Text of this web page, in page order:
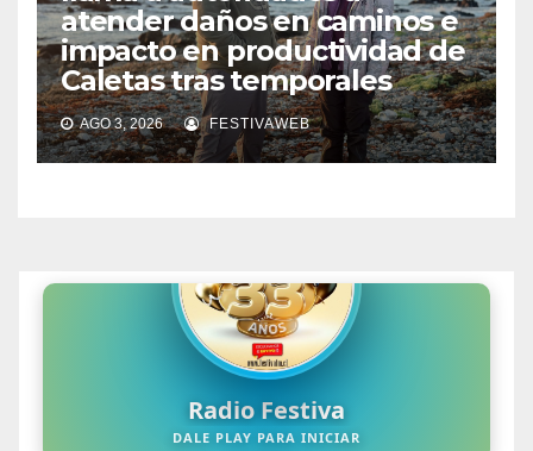
atender daños en caminos e
impacto en productividad de
Caletas tras temporales
AGO 3, 2026 FESTIVAWEB